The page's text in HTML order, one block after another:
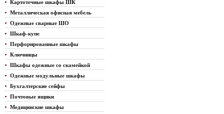
Картотечные шкафы ШК
Металлическая офисная мебель
Одежные сварные ШО
Шкаф-купе
Перфорированные шкафы
Ключницы
Шкафы одежные со скамейкой
Одежные модульные шкафы
Бухгалтерские сейфы
Почтовые ящики
Медицинские шкафы